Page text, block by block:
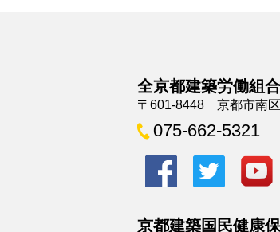
全京都建築労働組合
〒601-8448 京都市南
075-662-5321
京都建築国民健康